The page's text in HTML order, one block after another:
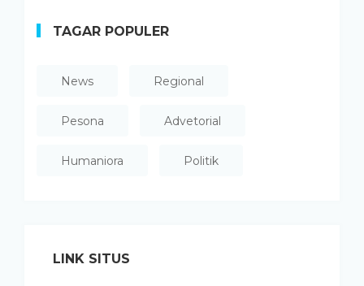
TAGAR POPULER
News Regional
Pesona Advetorial
Humaniora Politik
LINK SITUS